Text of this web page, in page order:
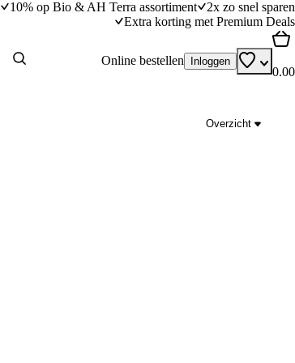
10% op Bio & AH Terra assortiment
2x zo snel sparen
Extra korting met Premium Deals
Online bestellen Inloggen
0.00
Overzicht